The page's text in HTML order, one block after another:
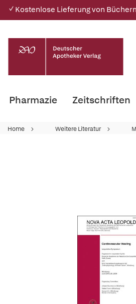
✓ Kostenlose Lieferung von
Pharmazie Zeitschriften
Home Weitere Literatur